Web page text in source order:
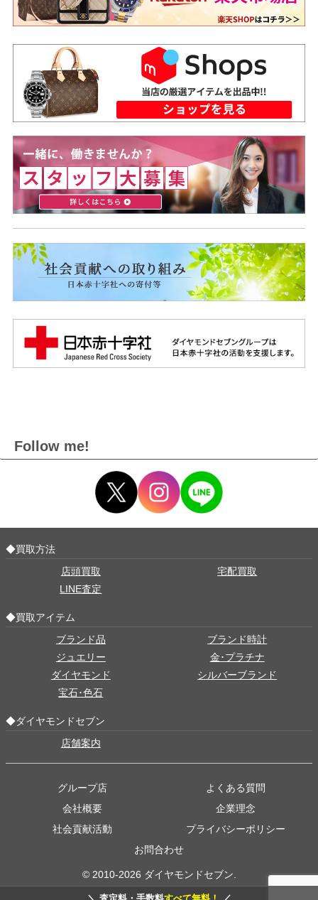
Follow me!
◆買取方法
店頭買取
宅配買取
LINE査定
◆買取アイテム
ブランド品
ブランド時計
ジュエリー
金･プラチナ
ダイヤモンド
シルバーブランド
宝石･色石
◆ダイヤモンドセブン
店舗案内
グループ店
よくある質問
会社概要
企業理念
社会貢献活動
プライバシーポリシー
お問合わせ
© 2010-2026 ダイヤモンドセブン.